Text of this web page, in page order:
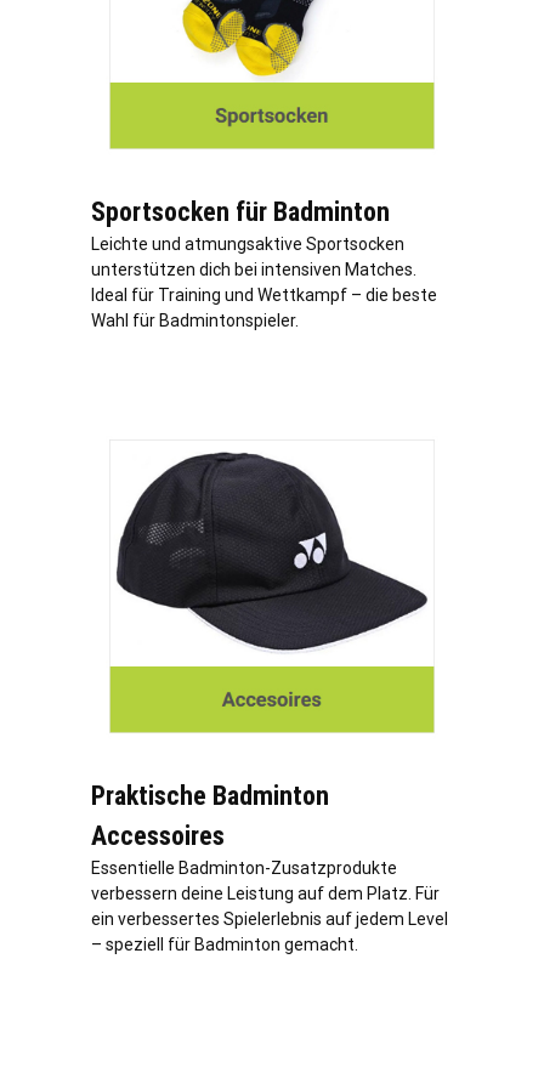
Sportsocken für Badminton
Leichte und atmungsaktive Sportsocken
unterstützen dich bei intensiven Matches.
Ideal für Training und Wettkampf – die beste
Wahl für Badmintonspieler.
Praktische Badminton
Accessoires
Essentielle Badminton-Zusatzprodukte
verbessern deine Leistung auf dem Platz. Für
ein verbessertes Spielerlebnis auf jedem Level
– speziell für Badminton gemacht.